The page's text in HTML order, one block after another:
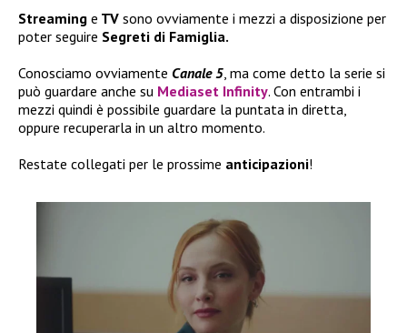
Streaming e TV sono ovviamente i mezzi a disposizione per
poter seguire Segreti di Famiglia.
Conosciamo ovviamente Canale 5 , ma come detto la serie si
può guardare anche su Mediaset Infinity. Con entrambi i
mezzi quindi è possibile guardare la puntata in diretta,
oppure recuperarla in un altro momento.
Restate collegati per le prossime anticipazioni!